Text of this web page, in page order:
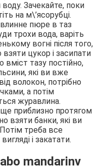
Зачекайте, поки
на м\’ясорубці.
пюре в таз
трохи вода, варіть
вогні після того,
цукор і засипати
тазу постійно,
які ви вже
волокон, потрібно
а потім
журавлина.
приблизно протягом
взяти банки, які ви
треба все
і закатати.